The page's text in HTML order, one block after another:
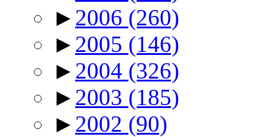
► 2006 (260)
► 2005 (146)
► 2004 (326)
► 2003 (185)
► 2002 (90)